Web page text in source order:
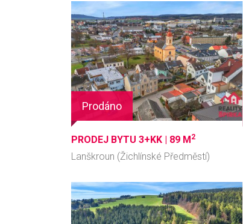
Prodáno
PRODEJ BYTU 3+KK | 89 M2
Lanškroun (Žichlínské Předměstí)